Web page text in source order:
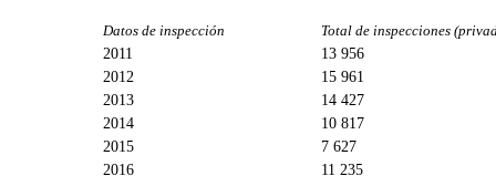
Datos de inspección Total de inspecciones
2011
13 956
2012
15 961
2013
14 427
2014
10 817
2015
7 627
2016
11 235